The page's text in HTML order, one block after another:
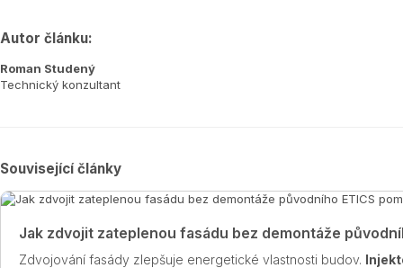
Autor článku:
Roman Studený
Technický konzultant
Související články
Jak zdvojit zateplenou fasádu bez demontáže
Zdvojování fasády zlepšuje energetické vlastnosti budov.